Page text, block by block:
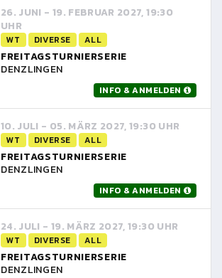
26. JUNI - 19. FEBRUAR 2027, 19:30
UHR
WT DIVERSE ALL
FREITAGSTURNIERSERIE
DENZLINGEN
INFO & ANMELDEN
10. JULI - 05. MÄRZ 2027, 19:30 UHR
WT DIVERSE ALL
FREITAGSTURNIERSERIE
DENZLINGEN
INFO & ANMELDEN
24. JULI - 19. MÄRZ 2027, 19:30 UHR
WT DIVERSE ALL
FREITAGSTURNIERSERIE
DENZLINGEN